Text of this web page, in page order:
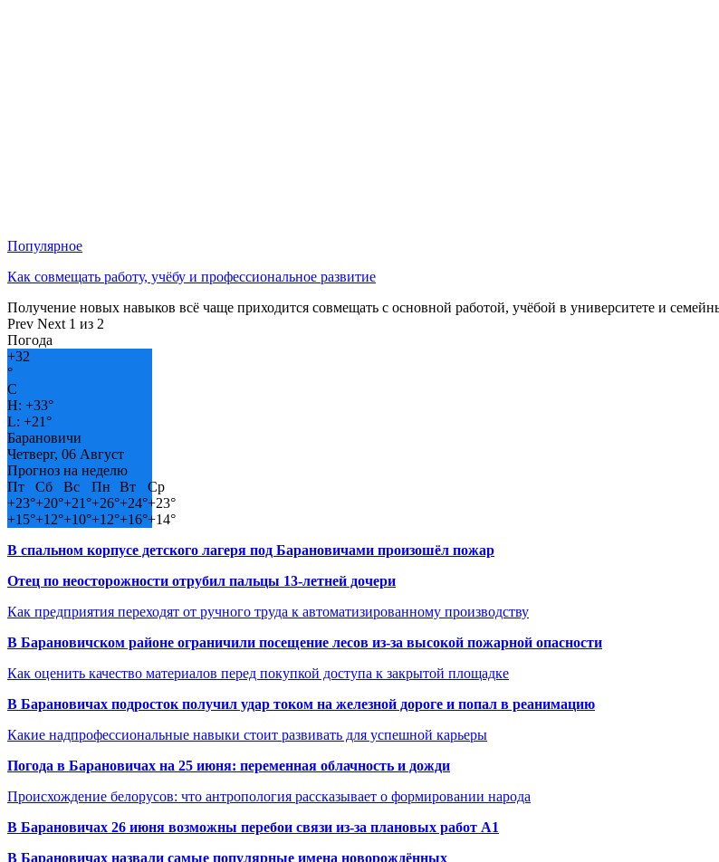
Популярное
Как совмещать работу, учёбу и профессиональное развитие
Получение новых навыков всё чаще приходится совмещать с основной работой, учёбой в университете и
Prev Next 1 из 2
Погода
+32
°
C
H: +33°
L: +21°
Барановичи
Четверг, 06 Август
Прогноз на неделю
Пт
Сб Вс Пн Вт
Ср
+23°+20°+21°+26°+24°+23°
+15°+12°+10°+12°+16°+14°
В спальном корпусе детского лагеря под Барановичами произошёл пожар
Отец по неосторожности отрубил пальцы 13-летней дочери
Как предприятия переходят от ручного труда к автоматизированному производству
В Барановичском районе ограничили посещение лесов из-за высокой пожарной опасности
Как оценить качество материалов перед покупкой доступа к закрытой площадке
В Барановичах подросток получил удар током на железной дороге и попал в реанимацию
Какие надпрофессиональные навыки стоит развивать для успешной карьеры
Погода в Барановичах на 25 июня: переменная облачность и дожди
Происхождение белорусов: что антропология рассказывает о формировании народа
В Барановичах 26 июня возможны перебои связи из-за плановых работ A1
В Барановичах назвали самые популярные имена новорождённых